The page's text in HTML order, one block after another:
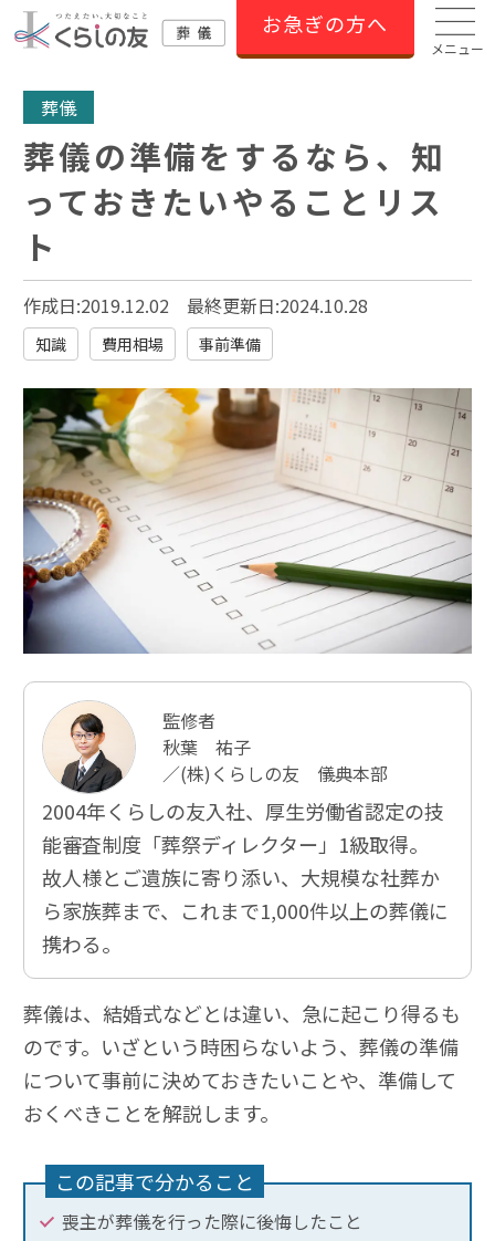
お急ぎの方へ
メニュー
葬儀
葬儀の準備をするなら、知
っておきたいやることリス
ト
知識 費用相場 事前準備
作成日:2019.12.02 最終更新日:2024.10.28
監修者
秋葉 祐子
／(株)くらしの友 儀典本部
2004年くらしの友入社、厚⽣労働省認定の技
能審査制度「葬祭ディレクター」1級取得。
故人様とご遺族に寄り添い、大規模な社葬か
ら家族葬まで、これまで1,000件以上の葬儀に
携わる。
葬儀は、結婚式などとは違い、急に起こり得るも
のです。いざという時困らないよう、葬儀の準備
について事前に決めておきたいことや、準備して
おくべきことを解説します。
この記事で分かること
喪主が葬儀を行った際に後悔したこと